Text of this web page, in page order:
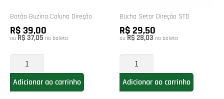
Botão Buzina Coluna Direção
R$ 39,00
ou R$ 37,05 no boleto
Adicionar ao carrinho
Bucha Setor Direção STD
R$ 29,50
ou R$ 28,03 no boleto
Adicionar ao carrinho